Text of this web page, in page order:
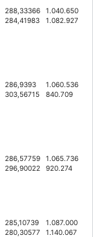
288,33366
284,41983
1.040.650
1.082.927
286,9393
303,56715
1.060.536
840.709
286,57759
296,90022
1.065.736
920.274
285,10739
280,30577
1.087.000
1.140.067